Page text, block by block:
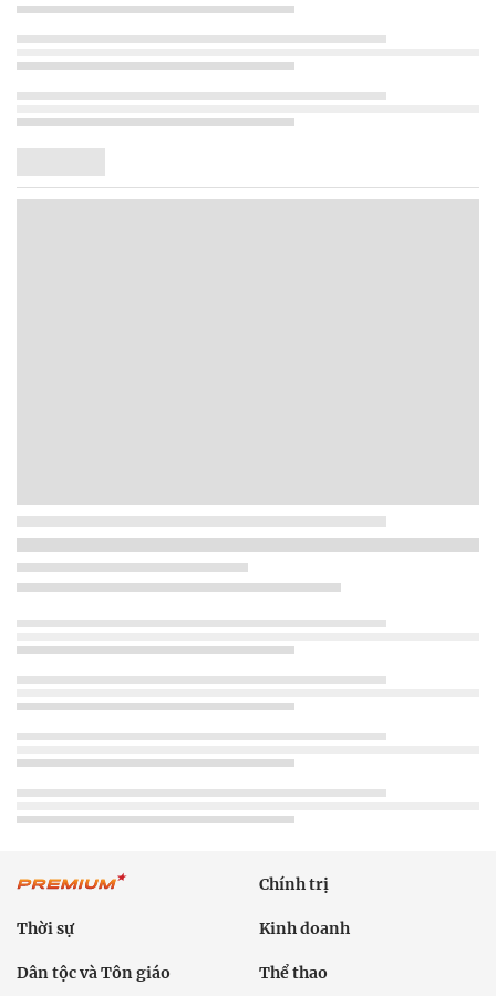
Chính trị
Thời sự Kinh doanh
Dân tộc và Tôn giáo Thể thao